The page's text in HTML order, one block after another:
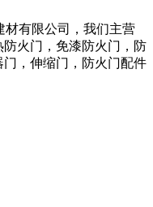
材有限公司，我们主营
火门，免漆防火门，防
，伸缩门，防火门配件